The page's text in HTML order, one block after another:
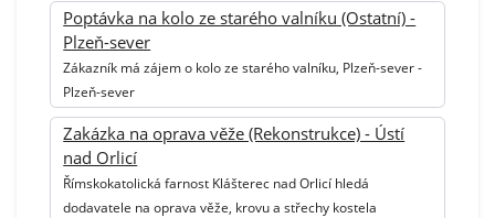
Poptávka na kolo ze starého valníku (Ostatní) -
Plzeň-sever
Zákazník má zájem o kolo ze starého valníku, Plzeň-sever -
Plzeň-sever
Zakázka na oprava věže (Rekonstrukce) - Ústí
nad Orlicí
Římskokatolická farnost Klášterec nad Orlicí hledá
dodavatele na oprava věže, krovu a střechy kostela